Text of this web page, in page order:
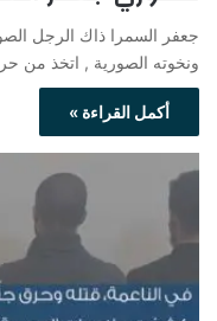
جعفر السمرا ذاك الرجل
ونخوته الصورية , اتخذ من
أكمل القراءة »